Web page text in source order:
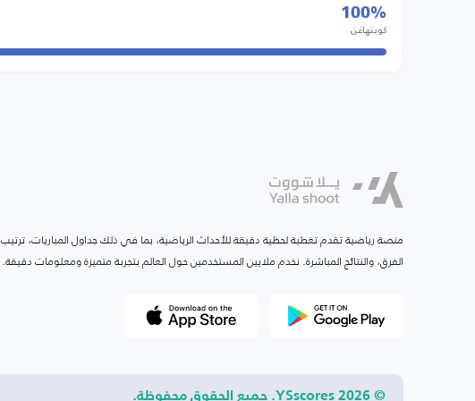
100%
كوبنهاغن
منصة رياضية تقدم تغطية لحظية دقيقة للأحداث الرياضية، بما في ذلك جداول المباريات، ترتيب
الفرق، والنتائج المباشرة. نخدم ملايين المستخدمين حول العالم بتجربة متميزة ومعلومات دقيقة.
© 2026 YSscores. جميع الحقوق محفوظة.